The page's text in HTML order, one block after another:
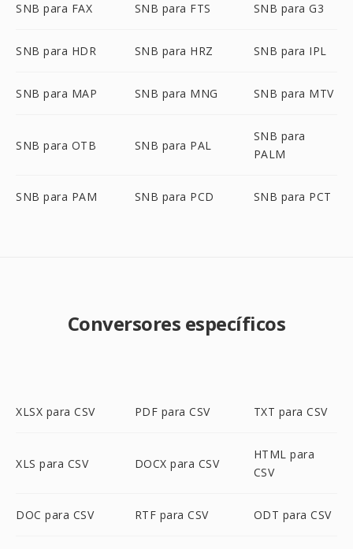
SNB para FAX SNB para FTS SNB para G3
SNB para HDR SNB para HRZ SNB para IPL
SNB para MAP SNB para MNG SNB para MTV
SNB para OTB SNB para PAL
SNB para
PALM
SNB para PAM SNB para PCD SNB para PCT
Conversores específicos
XLSX para CSV PDF para CSV TXT para CSV
XLS para CSV DOCX para CSV
HTML para
CSV
DOC para CSV RTF para CSV ODT para CSV